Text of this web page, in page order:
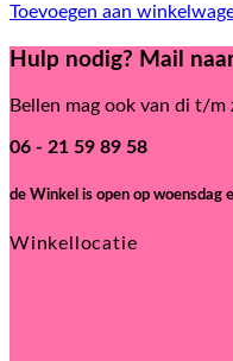
Toevoegen aan
Hulp nodig? Mail
Bellen mag ook van di t/m
06 - 21 59 89 58
de Winkel is open op woensdag
Winkellocatie